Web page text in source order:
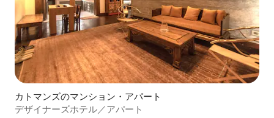
カトマンズのマンション・アパート
デザイナーズホテル／アパート